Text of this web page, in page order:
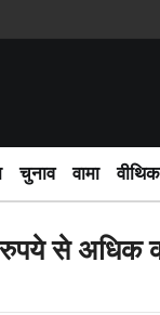
चुनाव वामा
से अधिक